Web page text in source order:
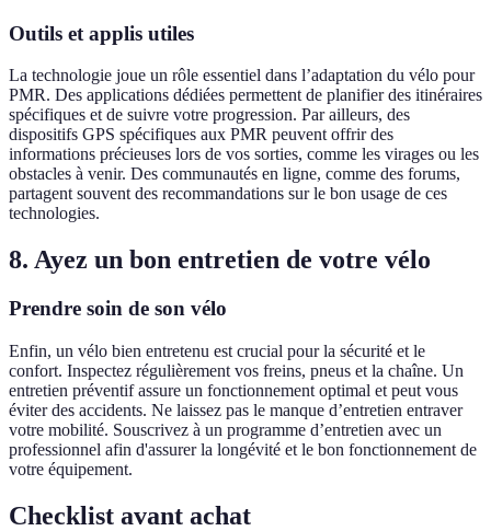
Outils et applis utiles
La technologie joue un rôle essentiel dans l’adaptation du vélo pour
PMR. Des applications dédiées permettent de planifier des itinéraires
spécifiques et de suivre votre progression. Par ailleurs, des
dispositifs GPS spécifiques aux PMR peuvent offrir des
informations précieuses lors de vos sorties, comme les virages ou les
obstacles à venir. Des communautés en ligne, comme des forums,
partagent souvent des recommandations sur le bon usage de ces
technologies.
8. Ayez un bon entretien de votre vélo
Prendre soin de son vélo
Enfin, un vélo bien entretenu est crucial pour la sécurité et le
confort. Inspectez régulièrement vos freins, pneus et la chaîne. Un
entretien préventif assure un fonctionnement optimal et peut vous
éviter des accidents. Ne laissez pas le manque d’entretien entraver
votre mobilité. Souscrivez à un programme d’entretien avec un
professionnel afin d'assurer la longévité et le bon fonctionnement de
votre équipement.
Checklist avant achat